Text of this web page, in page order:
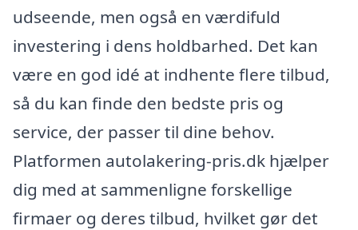
udseende, men også en værdifuld
investering i dens holdbarhed. Det kan
være en god idé at indhente flere tilbud,
så du kan finde den bedste pris og
service, der passer til dine behov.
Platformen autolakering-pris.dk hjælper
dig med at sammenligne forskellige
firmaer og deres tilbud, hvilket gør det